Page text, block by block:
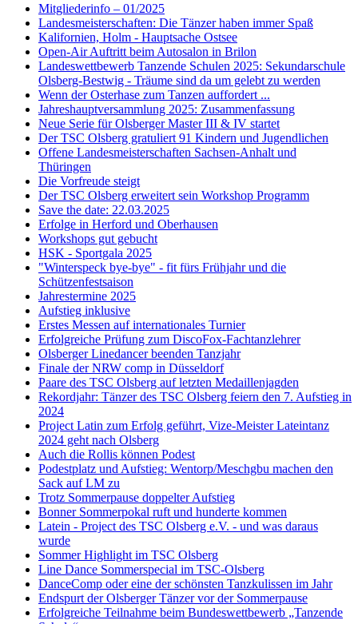
Mitgliederinfo – 01/2025
Landesmeisterschaften: Die Tänzer haben immer Spaß
Kalifornien, Holm - Hauptsache Ostsee
Open-Air Auftritt beim Autosalon in Brilon
Landeswettbewerb Tanzende Schulen 2025: Sekundarschule
Olsberg-Bestwig - Träume sind da um gelebt zu werden
Wenn der Osterhase zum Tanzen auffordert ...
Jahreshauptversammlung 2025: Zusammenfassung
Neue Serie für Olsberger Master III & IV startet
Der TSC Olsberg gratuliert 91 Kindern und Jugendlichen
Offene Landesmeisterschaften Sachsen-Anhalt und
Thüringen
Die Vorfreude steigt
Der TSC Olsberg erweitert sein Workshop Programm
Save the date: 22.03.2025
Erfolge in Herford und Oberhausen
Workshops gut gebucht
HSK - Sportgala 2025
"Winterspeck bye-bye" - fit fürs Frühjahr und die
Schützenfestsaison
Jahrestermine 2025
Aufstieg inklusive
Erstes Messen auf internationales Turnier
Erfolgreiche Prüfung zum DiscoFox-Fachtanzlehrer
Olsberger Linedancer beenden Tanzjahr
Finale der NRW comp in Düsseldorf
Paare des TSC Olsberg auf letzten Medaillenjagden
Rekordjahr: Tänzer des TSC Olsberg feiern den 7. Aufstieg in
2024
Project Latin zum Erfolg geführt, Vize-Meister Lateintanz
2024 geht nach Olsberg
Auch die Rollis können Podest
Podestplatz und Aufstieg: Wentorp/Meschgbu machen den
Sack auf LM zu
Trotz Sommerpause doppelter Aufstieg
Bonner Sommerpokal ruft und hunderte kommen
Latein - Project des TSC Olsberg e.V. - und was daraus
wurde
Sommer Highlight im TSC Olsberg
Line Dance Sommerspecial im TSC-Olsberg
DanceComp oder eine der schönsten Tanzkulissen im Jahr
Endspurt der Olsberger Tänzer vor der Sommerpause
Erfolgreiche Teilnahme beim Bundeswettbewerb „Tanzende